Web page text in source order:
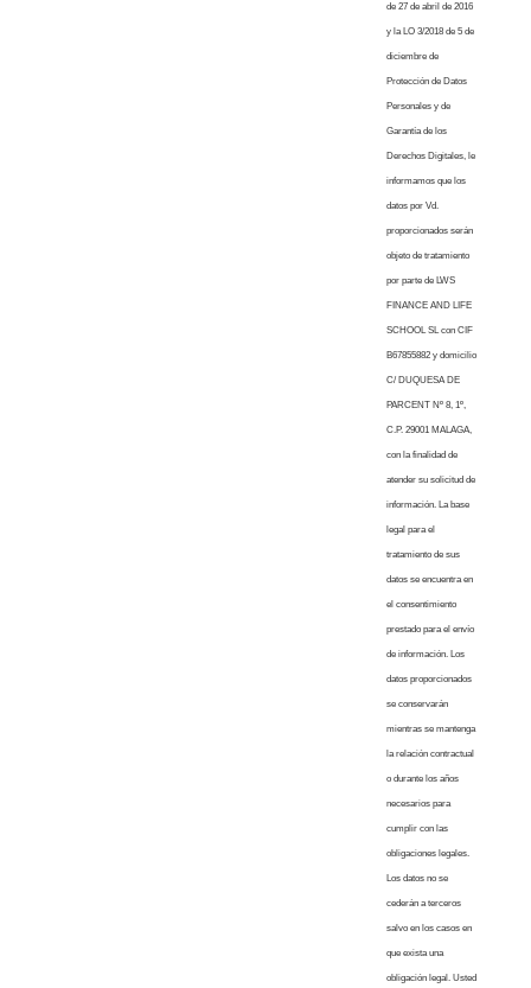
de 27 de abril de 2016
y la LO 3/2018 de 5 de
diciembre de
Protección de Datos
Personales y de
Garantía de los
Derechos Digitales, le
informamos que los
datos por Vd.
proporcionados serán
objeto de tratamiento
por parte de LWS
FINANCE AND LIFE
SCHOOL SL con CIF
B67855882 y domicilio
C/ DUQUESA DE
PARCENT Nº 8, 1º,
C.P. 29001 MALAGA,
con la finalidad de
atender su solicitud de
información. La base
legal para el
tratamiento de sus
datos se encuentra en
el consentimiento
prestado para el envío
de información. Los
datos proporcionados
se conservarán
mientras se mantenga
la relación contractual
o durante los años
necesarios para
cumplir con las
obligaciones legales.
Los datos no se
cederán a terceros
salvo en los casos en
que exista una
obligación legal. Usted